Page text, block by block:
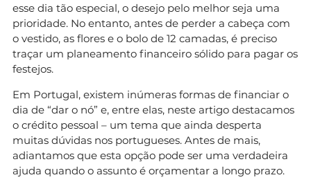
esse dia tão especial, o desejo pelo melhor seja uma
prioridade. No entanto, antes de perder a cabeça com
o vestido, as flores e o bolo de 12 camadas, é preciso
traçar um planeamento financeiro sólido para pagar os
festejos.
Em Portugal, existem inúmeras formas de financiar o
dia de “dar o nó” e, entre elas, neste artigo destacamos
o crédito pessoal – um tema que ainda desperta
muitas dúvidas nos portugueses. Antes de mais,
adiantamos que esta opção pode ser uma verdadeira
ajuda quando o assunto é orçamentar a longo prazo.